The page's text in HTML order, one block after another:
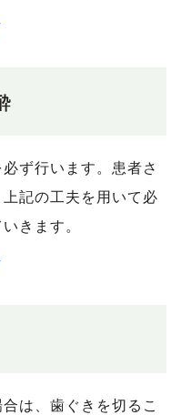
ず行います。患者さ
記の工夫を用いて必
きます。
は、歯ぐきを切るこ